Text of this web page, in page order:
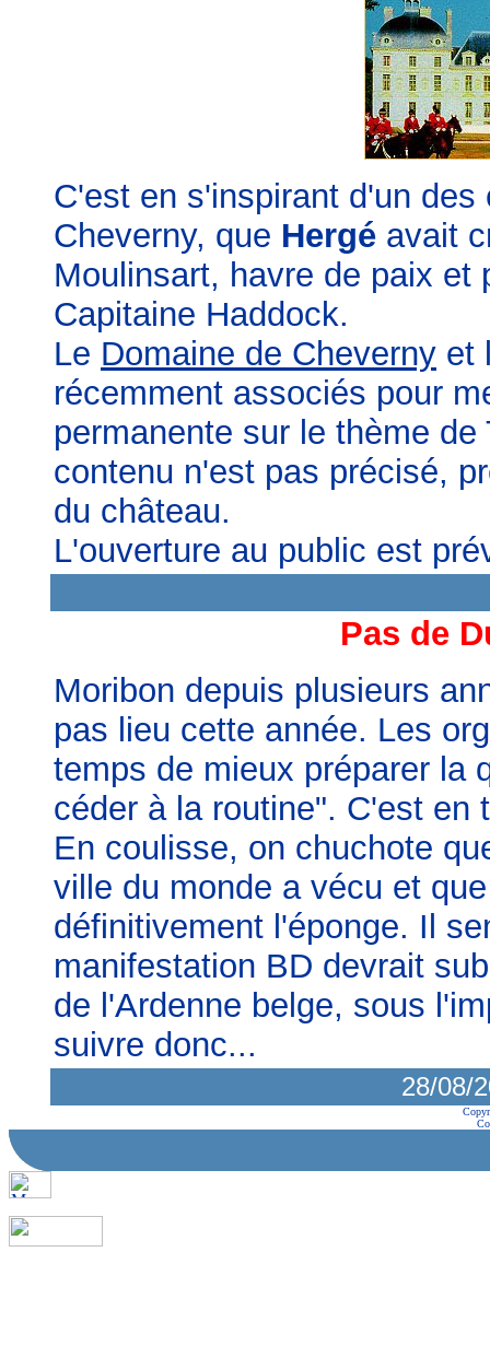
C'est en s'inspirant d'un
Cheverny, que Hergé avait
Moulinsart, havre de paix
Capitaine Haddock.
Le Domaine de Cheverny et
récemment associés pour
permanente sur le thème
contenu n'est pas précisé,
du château.
L'ouverture au public est
Pas de
Moribon depuis plusieurs
pas lieu cette année. Les
temps de mieux préparer la
céder à la routine". C'est en
En coulisse, on chuchote
ville du monde a vécu et
définitivement l'éponge. Il
manifestation BD devrait
de l'Ardenne belge, sous
suivre donc...
28/08/